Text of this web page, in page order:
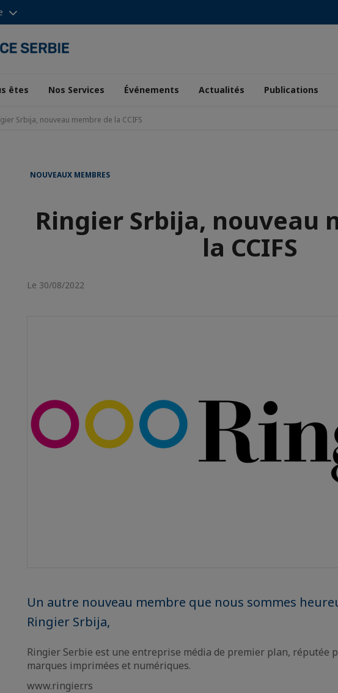
êtes Nos Services Événements Actualités Publications
Srbija, nouveau membre de la CCIFS
NOUVEAUX MEMBRES
Ringier Srbija, nouveau
la CCIFS
Le 30/08/2022
Un autre nouveau membre que nous sommes
Ringier Srbija,
Ringier Serbie est une entreprise média de premier plan, réputée
marques imprimées et numériques.
www.ringier.rs